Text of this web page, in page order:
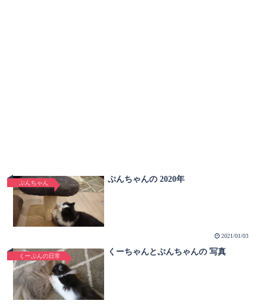
ぷんちゃん ぷんちゃんの 2020年
2021/01/03
くーぷんの日常 くーちゃんとぷんちゃんの 写真